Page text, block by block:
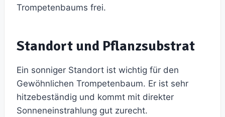
Trompetenbaums frei.
Standort und Pflanzsubstrat
Ein sonniger Standort ist wichtig für den
Gewöhnlichen Trompetenbaum. Er ist sehr
hitzebeständig und kommt mit direkter
Sonneneinstrahlung gut zurecht.